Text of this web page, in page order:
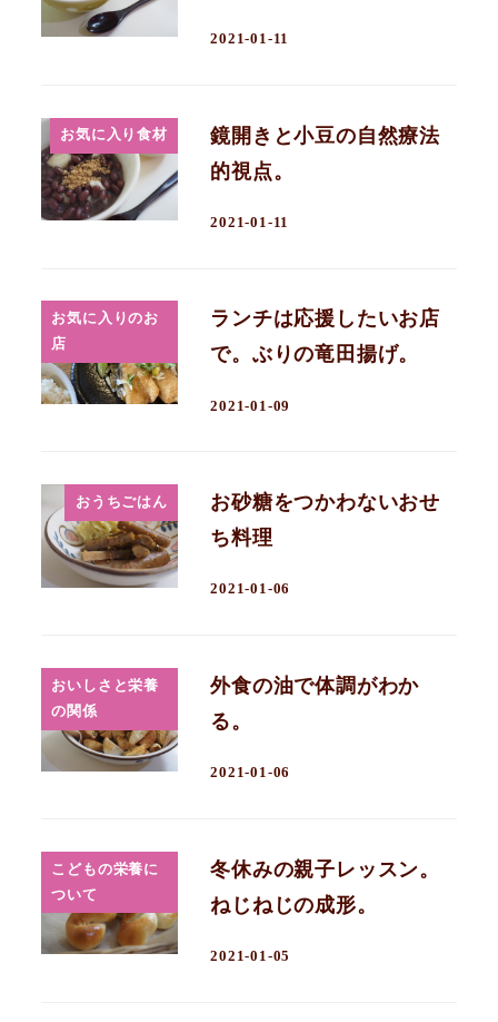
2021-01-11
お気に入り食材
鏡開きと小豆の自然療法
的視点。
2021-01-11
お気に入りのお
店
ランチは応援したいお店
で。ぶりの竜田揚げ。
2021-01-09
おうちごはん
お砂糖をつかわないおせ
ち料理
2021-01-06
おいしさと栄養
の関係
外食の油で体調がわか
る。
2021-01-06
こどもの栄養に
ついて
冬休みの親子レッスン。
ねじねじの成形。
2021-01-05